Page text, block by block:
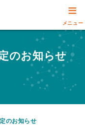
≡
メニュー
のお知らせ
のお知らせ